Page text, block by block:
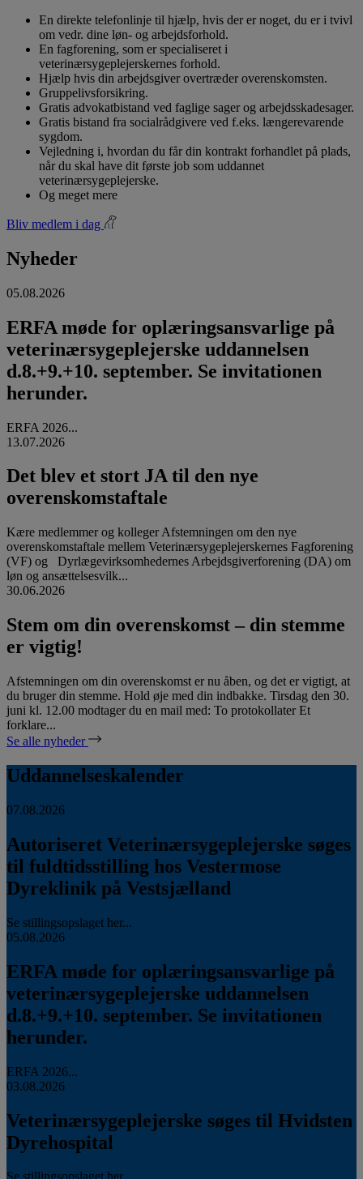
En direkte telefonlinje til hjælp, hvis der er noget, du er i tvivl
om vedr. dine løn- og arbejdsforhold.
En fagforening, som er specialiseret i
veterinærsygeplejerskernes forhold.
Hjælp hvis din arbejdsgiver overtræder overenskomsten.
Gruppelivsforsikring.
Gratis advokatbistand ved faglige sager og arbejdsskadesager.
Gratis bistand fra socialrådgivere ved f.eks. længerevarende
sygdom.
Vejledning i, hvordan du får din kontrakt forhandlet på plads,
når du skal have dit første job som uddannet
veterinærsygeplejerske.
Og meget mere
Bliv medlem i dag
Nyheder
05.08.2026
ERFA møde for oplæringsansvarlige på
veterinærsygeplejerske uddannelsen
d.8.+9.+10. september. Se invitationen
herunder.
ERFA 2026...
13.07.2026
Det blev et stort JA til den nye
overenskomstaftale
Kære medlemmer og kolleger Afstemningen om den nye
overenskomstaftale mellem Veterinærsygeplejerskernes Fagforening
(VF) og Dyrlægevirksomhedernes Arbejdsgiverforening (DA) om
løn og ansættelsesvilk...
30.06.2026
Stem om din overenskomst – din stemme
er vigtig!
Afstemningen om din overenskomst er nu åben, og det er vigtigt, at
du bruger din stemme. Hold øje med din indbakke. Tirsdag den 30.
juni kl. 12.00 modtager du en mail med: To protokollater Et
forklare...
Se alle nyheder
Uddannelseskalender
07.08.2026
Autoriseret Veterinærsygeplejerske søges
til fuldtidsstilling hos Vestermose
Dyreklinik på Vestsjælland
Se stillingsopslaget her...
05.08.2026
ERFA møde for oplæringsansvarlige på
veterinærsygeplejerske uddannelsen
d.8.+9.+10. september. Se invitationen
herunder.
ERFA 2026...
03.08.2026
Veterinærsygeplejerske søges til Hvidsten
Dyrehospital